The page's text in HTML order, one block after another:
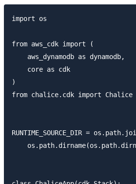
import os
from aws_cdk import (
    aws_dynamodb as dynamodb,
    core as cdk
)
from chalice.cdk import Chalice
RUNTIME_SOURCE_DIR =